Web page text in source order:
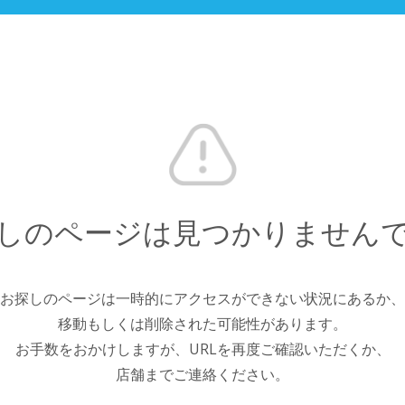
のページは見つかりません
お探しのページは一時的にアクセスができない状況にあるか、
移動もしくは削除された可能性があります。
お手数をおかけしますが、URLを再度ご確認いただくか、
店舗までご連絡ください。